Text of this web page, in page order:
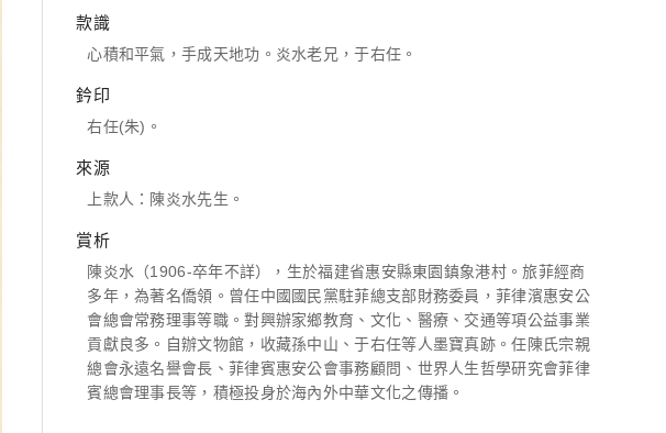
款識
心積和平氣，手成天地功。炎水老兄，于右任。
鈐印
右任(朱)。
來源
上款人：陳炎水先生。
賞析
陳炎水（1906-卒年不詳），生於福建省惠安縣東園鎮象港村。旅菲經商
多年，為著名僑領。曾任中國國民黨駐菲總支部財務委員，菲律濱惠安公
會總會常務理事等職。對興辦家鄉教育、文化、醫療、交通等項公益事業
貢獻良多。自辦文物館，收藏孫中山、于右任等人墨寶真跡。任陳氏宗親
總會永遠名譽會長、菲律賓惠安公會事務顧問、世界人生哲學研究會菲律
賓總會理事長等，積極投身於海內外中華文化之傳播。